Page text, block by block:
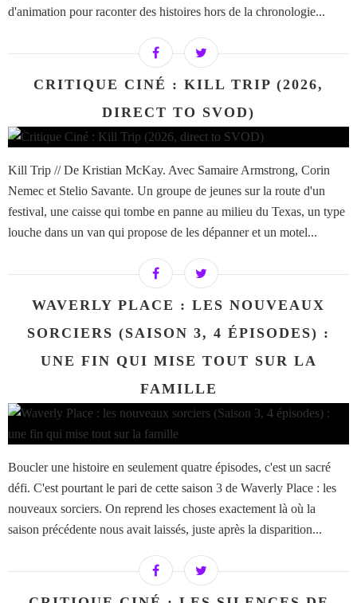
d'animation pour raconter des histoires hors de la chronologie...
CRITIQUE CINÉ : KILL TRIP (2026,
DIRECT TO SVOD)
Kill Trip // De Kristian McKay. Avec Samaire Armstrong, Corin
Nemec et Stelio Savante. Un groupe de jeunes sur la route d'un
festival, une caisse qui tombe en panne au milieu du Texas, un type
louche dans un van qui propose de les dépanner et un motel...
WAVERLY PLACE : LES NOUVEAUX
SORCIERS (SAISON 3, 4 ÉPISODES) :
UNE FIN QUI MISE TOUT SUR LA
FAMILLE
Boucler une histoire en seulement quatre épisodes, c'est un sacré
défi. C'est pourtant le pari de cette saison 3 de Waverly Place : les
nouveaux sorciers. On reprend les choses exactement là où la
saison précédente nous avait laissés, juste après la disparition...